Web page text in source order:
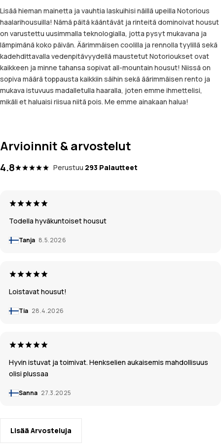
Lisää hieman mainetta ja vauhtia laskuihisi näillä upeilla Notorious
haalarihousuilla! Nämä päitä kääntävät ja rinteitä dominoivat housut
on varustettu uusimmalla teknologialla, jotta pysyt mukavana ja
lämpimänä koko päivän. Äärimmäisen coolilla ja rennolla tyylillä sekä
kadehdittavalla vedenpitävyydellä maustetut Notorioukset ovat
kaikkeen ja minne tahansa sopivat all-mountain housut! Niissä on
sopiva määrä toppausta kaikkiin säihin sekä äärimmäisen rento ja
mukava istuvuus madalletulla haaralla, joten emme ihmettelisi,
mikäli et haluaisi riisua niitä pois. Me emme ainakaan halua!
Arvioinnit & arvostelut
4.8 Perustuu 293 Palautteet
Todella hyväkuntoiset housut
Tanja 8.5.2026
Loistavat housut!
Tia 28.4.2026
Hyvin istuvat ja toimivat. Henkselien aukaisemis mahdollisuus
olisi plussaa
Sanna 27.3.2025
Lisää Arvosteluja